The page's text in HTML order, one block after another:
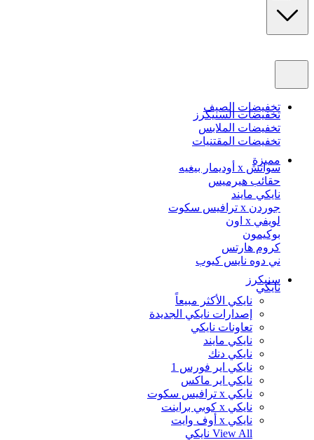
تخفيضات الصيف
تخفيضات السنيكرز
تخفيضات الملابس
تخفيضات المقتنيات
مميزة
سواتش x أوديمار بيغيه
حقائب هيرميس
نايكي مايند
جوردن x ترافيس سكوت
لويفي x اون
بوكيمون
كروم هارتس
ني دوه نايس كيوب
سنيكرز
نايكي
نايكي الأكثر مبيعاً
إصدارات نايكي الجديدة
تعاونات نايكي
نايكي مايند
نايكي دنك
نايكي اير فورس 1
نايكي اير ماكس
نايكي x ترافيس سكوت
نايكي x كوبي براينت
نايكي x أوف وايت
View All نايكي